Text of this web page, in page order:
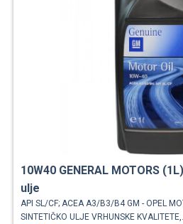
10W40 GENERAL MOTORS
ulje
API SL/CF; ACEA A3/B3/B4 GM - OPEL
SINTETIČKO ULJE VRHUNSKE